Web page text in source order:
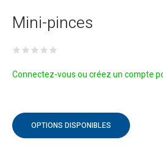
Mini-pinces
Connectez-vous ou créez un compte
OPTIONS DISPONIBLES